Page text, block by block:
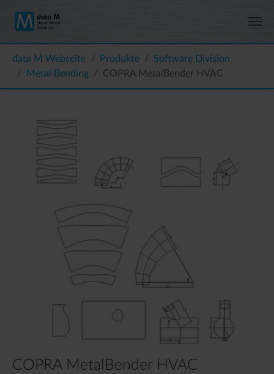
data M Webseite
Produkte
Software Division
Metal Bending
COPRA MetalBender HVAC
COPRA MetalBender HVAC